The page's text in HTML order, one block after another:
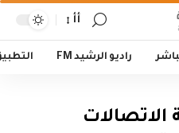
أأ
راديو الرشيد FM
الاتصالات